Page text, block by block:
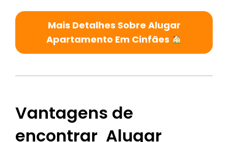
Mais Detalhes Sobre Alugar
Apartamento Em Cinfães
Vantagens de
encontrar Alugar